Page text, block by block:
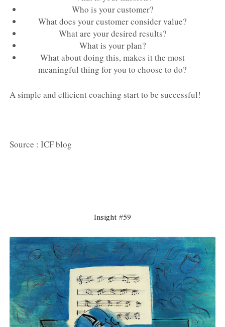
Who is your customer?
What does your customer consider value?
What are your desired results?
What is your plan?
What about doing this, makes it the most
meaningful thing for you to choose to do?
A simple and efficient coaching start to be successful!
Source : ICF blog
Insight #59